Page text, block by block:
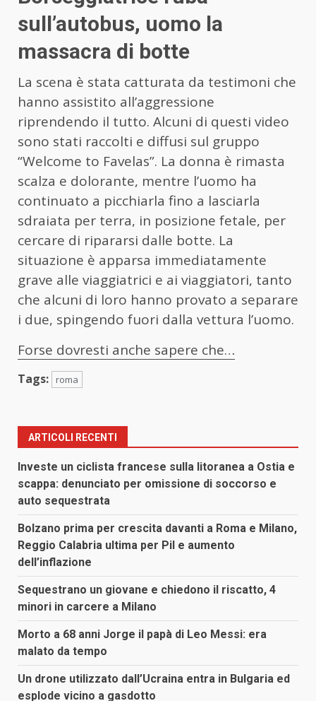
sull’autobus, uomo la
massacra di botte
La scena è stata catturata da testimoni che
hanno assistito all’aggressione
riprendendo il tutto. Alcuni di questi video
sono stati raccolti e diffusi sul gruppo
“Welcome to Favelas”. La donna è rimasta
scalza e dolorante, mentre l’uomo ha
continuato a picchiarla fino a lasciarla
sdraiata per terra, in posizione fetale, per
cercare di ripararsi dalle botte. La
situazione è apparsa immediatamente
grave alle viaggiatrici e ai viaggiatori, tanto
che alcuni di loro hanno provato a separare
i due, spingendo fuori dalla vettura l’uomo.
Forse dovresti anche sapere che…
Tags: roma
ARTICOLI RECENTI
Investe un ciclista francese sulla litoranea a Ostia e
scappa: denunciato per omissione di soccorso e
auto sequestrata
Bolzano prima per crescita davanti a Roma e Milano,
Reggio Calabria ultima per Pil e aumento
dell’inflazione
Sequestrano un giovane e chiedono il riscatto, 4
minori in carcere a Milano
Morto a 68 anni Jorge il papà di Leo Messi: era
malato da tempo
Un drone utilizzato dall’Ucraina entra in Bulgaria ed
esplode vicino a gasdotto